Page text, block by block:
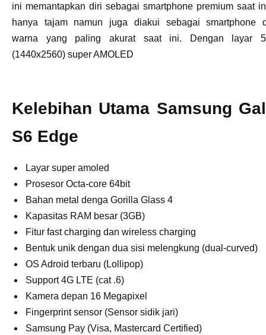
ini memantapkan diri sebagai smartphone premium saat
hanya tajam namun juga diakui sebagai smartphone
warna yang paling akurat saat ini. Dengan layar
(1440x2560) super AMOLED
Kelebihan Utama Samsung
S6 Edge
Layar super amoled
Prosesor Octa-core 64bit
Bahan metal denga Gorilla Glass 4
Kapasitas RAM besar (3GB)
Fitur fast charging dan wireless charging
Bentuk unik dengan dua sisi melengkung (dual-curved)
OS Adroid terbaru (Lollipop)
Support 4G LTE (cat .6)
Kamera depan 16 Megapixel
Fingerprint sensor (Sensor sidik jari)
Samsung Pay (Visa, Mastercard Certified)